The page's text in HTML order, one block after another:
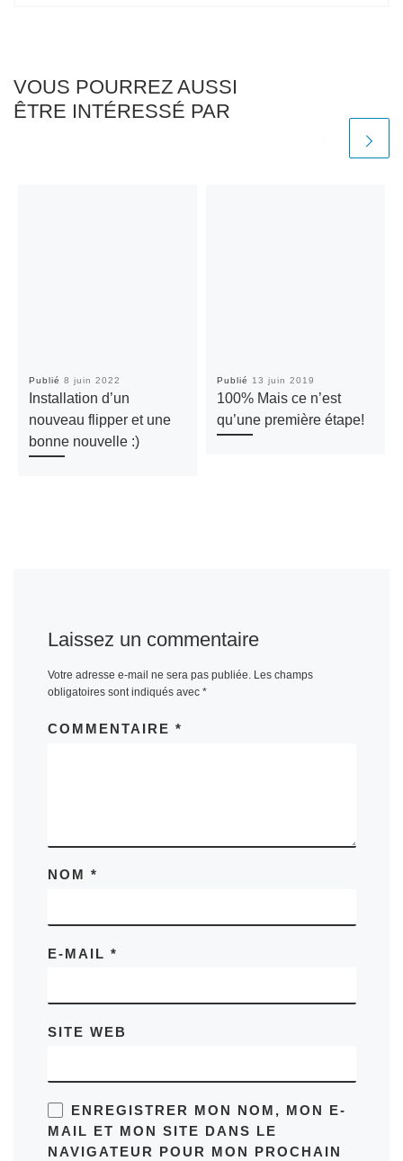
VOUS POURREZ AUSSI
ÊTRE INTÉRESSÉ PAR
Publié 8 juin 2022
Installation d’un
nouveau flipper et une
bonne nouvelle :)
Publié 13 juin 2019
100% Mais ce n’est
qu’une première étape!
Laissez un commentaire
Votre adresse e-mail ne sera pas publiée. Les champs
obligatoires sont indiqués avec *
COMMENTAIRE *
NOM *
E-MAIL *
SITE WEB
ENREGISTRER MON NOM, MON E-
MAIL ET MON SITE DANS LE
NAVIGATEUR POUR MON PROCHAIN